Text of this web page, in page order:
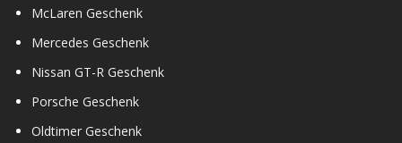
McLaren Geschenk
Mercedes Geschenk
Nissan GT-R Geschenk
Porsche Geschenk
Oldtimer Geschenk